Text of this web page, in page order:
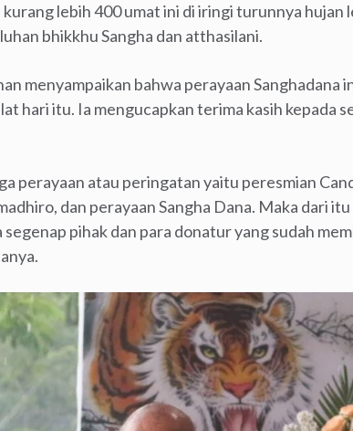
lebih 400 umat ini di iringi turunnya hujan
bhikkhu Sangha dan atthasilani.
menyampaikan bahwa perayaan Sanghadana
hari itu. Ia mengucapkan terima kasih kepada
perayaan atau peringatan yaitu peresmian
dan perayaan Sangha Dana. Maka dari
pihak dan para donatur yang sudah